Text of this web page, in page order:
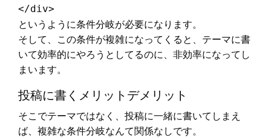
というように条件分岐が必要になります。
そして、この条件が複雑になってくると、テーマに書
いて効率的にやろうとしてるのに、非効率になってし
まいます。
投稿に書くメリットデメリット
そこでテーマではなく、投稿に一緒に書いてしまえ
ば、複雑な条件分岐なんて関係なしです。